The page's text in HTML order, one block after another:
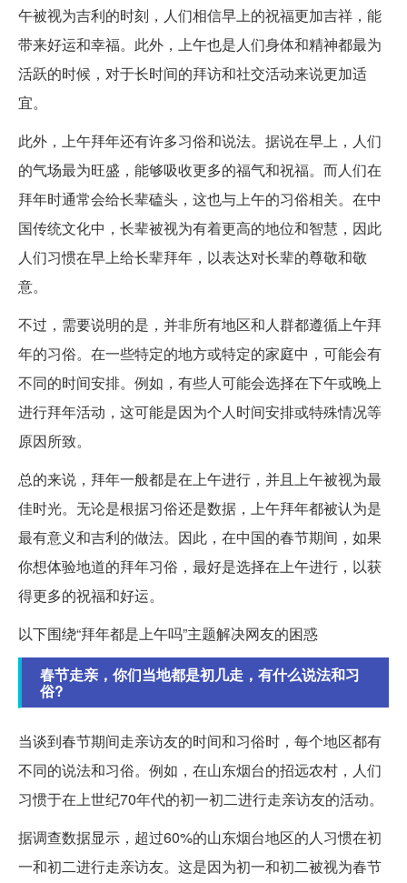
午被视为吉利的时刻，人们相信早上的祝福更加吉祥，能
带来好运和幸福。此外，上午也是人们身体和精神都最为
活跃的时候，对于长时间的拜访和社交活动来说更加适
宜。
此外，上午拜年还有许多习俗和说法。据说在早上，人们
的气场最为旺盛，能够吸收更多的福气和祝福。而人们在
拜年时通常会给长辈磕头，这也与上午的习俗相关。在中
国传统文化中，长辈被视为有着更高的地位和智慧，因此
人们习惯在早上给长辈拜年，以表达对长辈的尊敬和敬
意。
不过，需要说明的是，并非所有地区和人群都遵循上午拜
年的习俗。在一些特定的地方或特定的家庭中，可能会有
不同的时间安排。例如，有些人可能会选择在下午或晚上
进行拜年活动，这可能是因为个人时间安排或特殊情况等
原因所致。
总的来说，拜年一般都是在上午进行，并且上午被视为最
佳时光。无论是根据习俗还是数据，上午拜年都被认为是
最有意义和吉利的做法。因此，在中国的春节期间，如果
你想体验地道的拜年习俗，最好是选择在上午进行，以获
得更多的祝福和好运。
以下围绕“拜年都是上午吗”主题解决网友的困惑
春节走亲，你们当地都是初几走，有什么说法和习
俗?
当谈到春节期间走亲访友的时间和习俗时，每个地区都有
不同的说法和习俗。例如，在山东烟台的招远农村，人们
习惯于在上世纪70年代的初一初二进行走亲访友的活动。
据调查数据显示，超过60%的山东烟台地区的人习惯在初
一和初二进行走亲访友。这是因为初一和初二被视为春节